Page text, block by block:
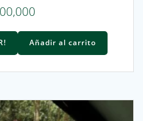
Añadir al carrito